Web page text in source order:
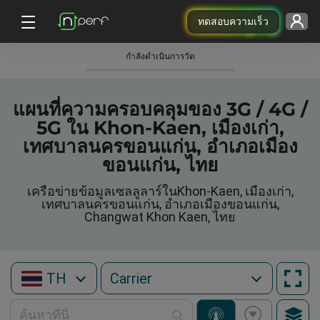
ทดสอบความเร็ว
กําลังดําเนินการวัด
แผนที่ความครอบคลุมของ 3G / 4G /
5G ใน Khon-Kaen, เมืองเก่า,
เทศบาลนครขอนแก่น, อำเภอเมือง
ขอนแก่น, ไทย
เครือข่ายข้อมูลเซลลูลาร์ในKhon-Kaen, เมืองเก่า,
เทศบาลนครขอนแก่น, อำเภอเมืองขอนแก่น,
Changwat Khon Kaen, ไทย
TH